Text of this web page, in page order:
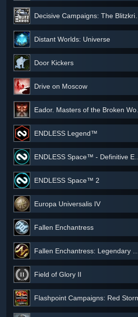
Decisive Campaigns: The Blitzkrieg from Warsaw to Paris
Distant Worlds: Universe
Door Kickers
Drive on Moscow
Eador. Masters of the Broken World
ENDLESS Legend™
ENDLESS Space™ - Definitive Edition
ENDLESS Space™ 2
Europa Universalis IV
Fallen Enchantress
Fallen Enchantress: Legendary Heroes
Field of Glory II
Flashpoint Campaigns: Red